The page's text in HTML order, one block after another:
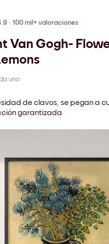
· 100 mil+ valoraciones
Van Gogh-
uno
de clavos, se pegan a
garantizada